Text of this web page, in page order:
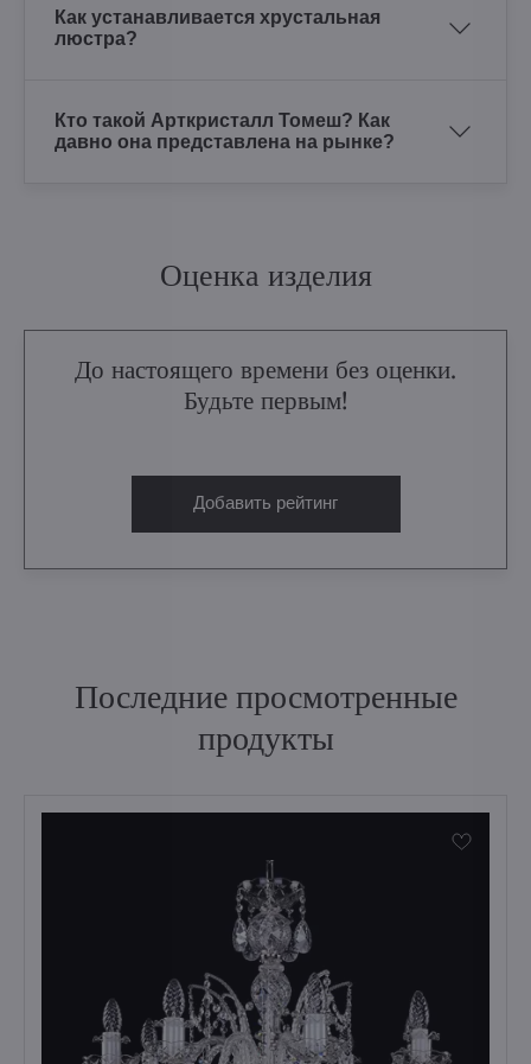
Как устанавливается хрустальная
люстра?
Кто такой Арткристалл Томеш? Как
давно она представлена на рынке?
Оценка изделия
До настоящего времени без оценки.
Будьте первым!
Добавить рейтинг
Последние просмотренные
продукты